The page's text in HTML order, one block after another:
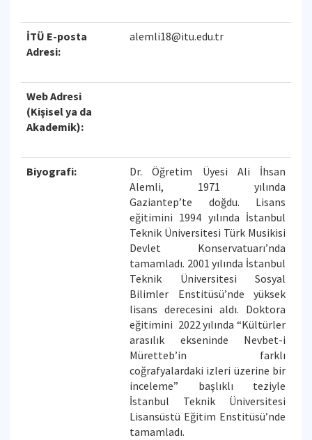
İTÜ E-posta
Adresi:
alemli18@itu.edu.tr
Web Adresi
(Kişisel ya da
Akademik):
Biyografi:
Dr. Öğretim Üyesi Ali İhsan
Alemli, 1971 yılında
Gaziantep’te doğdu. Lisans
eğitimini 1994 yılında İstanbul
Teknik Üniversitesi Türk Musikisi
Devlet Konservatuarı’nda
tamamladı. 2001 yılında İstanbul
Teknik Üniversitesi Sosyal
Bilimler Enstitüsü’nde yüksek
lisans derecesini aldı. Doktora
eğitimini 2022 yılında “Kültürler
arasılık ekseninde Nevbet-i
Müretteb’in farklı
coğrafyalardaki izleri üzerine bir
inceleme” başlıklı teziyle
İstanbul Teknik Üniversitesi
Lisansüstü Eğitim Enstitüsü’nde
tamamladı.